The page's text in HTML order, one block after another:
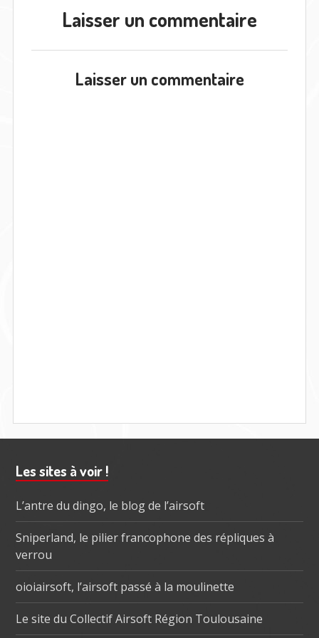
Laisser un commentaire
Laisser un commentaire
Barre
subsidiaire
Les sites à voir !
L’antre du dingo, le blog de l’airsoft
Sniperland, le pilier francophone des répliques à
verrou
oioiairsoft, l’airsoft passé à la moulinette
Le site du Collectif Airsoft Région Toulousaine